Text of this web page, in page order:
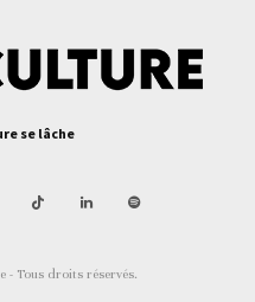
se lâche
Tous droits réservés.